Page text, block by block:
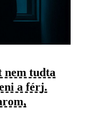
nem tudta
a férj.